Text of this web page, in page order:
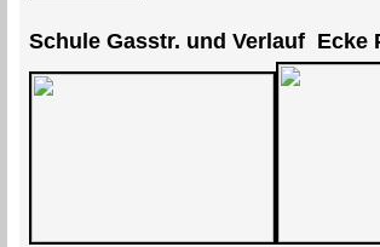
Schule Gasstr. und Verlauf Ecke